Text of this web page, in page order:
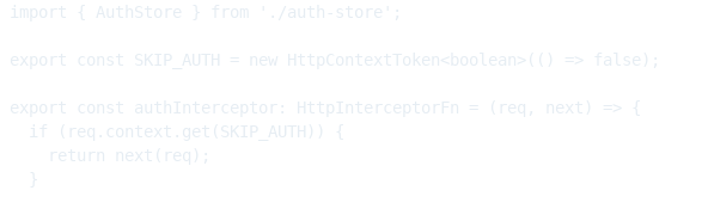
import { AuthStore } from './auth-store';
export const SKIP_AUTH = new HttpContextToken<boolean>(() => false);
export const authInterceptor: HttpInterceptorFn = (req, next) => {
  if (req.context.get(SKIP_AUTH)) {
    return next(req);
  }